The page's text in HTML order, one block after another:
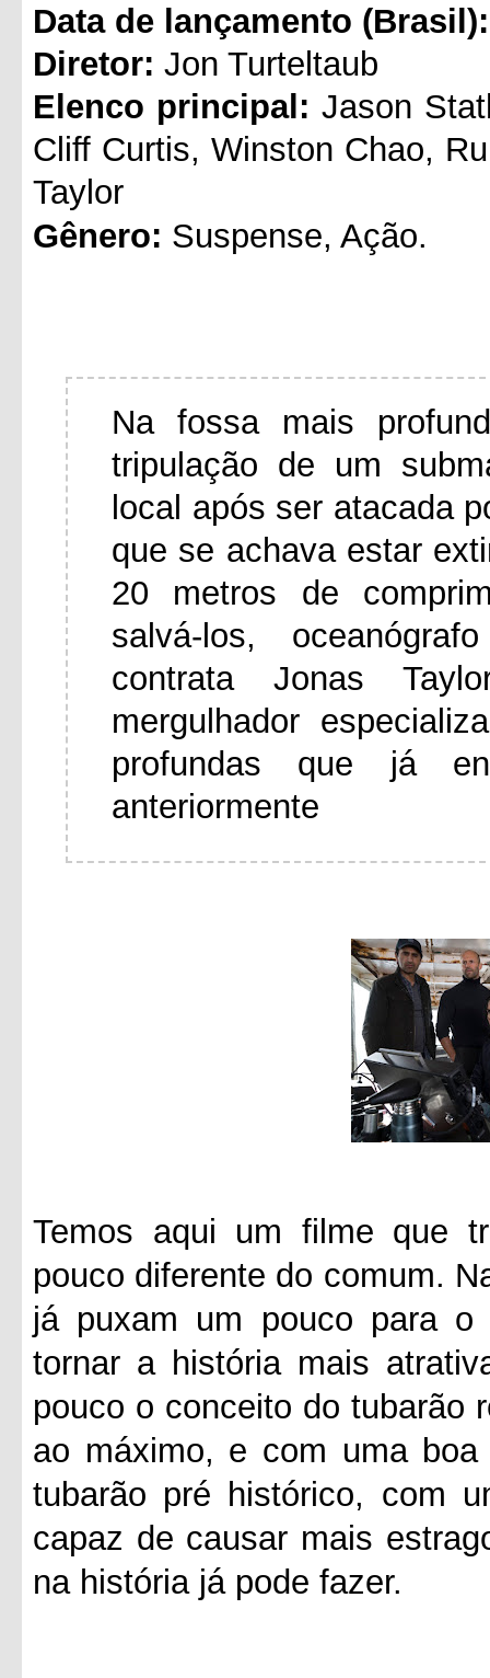
Data de lançamento (Brasil):
Diretor: Jon Turteltaub
Elenco principal: Jason
Cliff Curtis, Winston Chao,
Taylor
Gênero: Suspense, Ação.
Na fossa mais
tripulação de um
local após ser atacada
que se achava estar
20 metros de
salvá-los,
contrata Jonas
mergulhador
profundas que já
anteriormente
Temos aqui um filme que
pouco diferente do comum.
já puxam um pouco para o
tornar a história mais
pouco o conceito do tubarão
ao máximo, e com uma
tubarão pré histórico, com
capaz de causar mais
na história já pode fazer.